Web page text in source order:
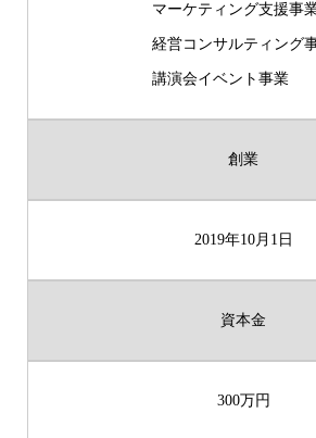
マーケティング支援事
経営コンサルティング
講演会イベント事業
創業
2019年10月1日
資本金
300万円